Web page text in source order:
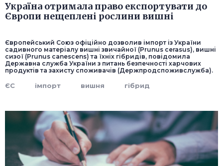
Україна отримала право експортувати до
Європи нещеплені рослини вишні
Європейський Союз офіційно дозволив імпорт із України
садивного матеріалу вишні звичайної (Prunus cerasus), вишні
сизої (Prunus canescens) та їхніх гібридів, повідомила
Державна служба України з питань безпечності харчових
продуктів та захисту споживачів (Держпродспоживслужба).
ЄС імпорт вишня гібрид